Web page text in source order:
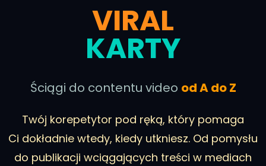
VIRAL
KARTY
Ściągi do contentu video od A do Z
Twój korepetytor pod ręką, który pomaga
Ci dokładnie wtedy, kiedy utkniesz. Od pomysłu
do publikacji wciągających treści w mediach